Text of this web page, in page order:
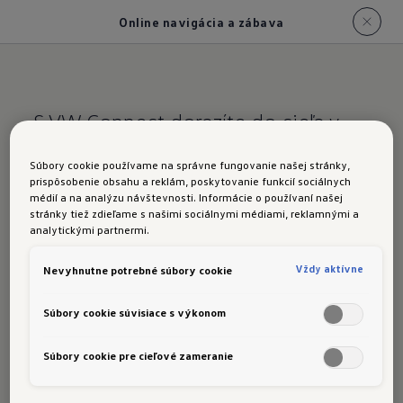
Online navigácia a zábava
S VW Connect dorazíte do cieľa v
Golf GTI EDITION 50:
Online navigácia a
zábava
Vďaka inteligentnej navigácii1
dorazíte do cieľa v
Súbory cookie používame na správne fungovanie našej stránky,
prispôsobenie obsahu a reklám, poskytovanie funkcií sociálnych
médií a na analýzu návštevnosti. Informácie o používaní našej
stránky tiež zdieľame s našimi sociálnymi médiami, reklamnými a
analytickými partnermi.
Nevyhnutne potrebné súbory cookie Vždy aktívne
Súbory cookie súvisiace s výkonom
Súbory cookie pre cieľové zameranie